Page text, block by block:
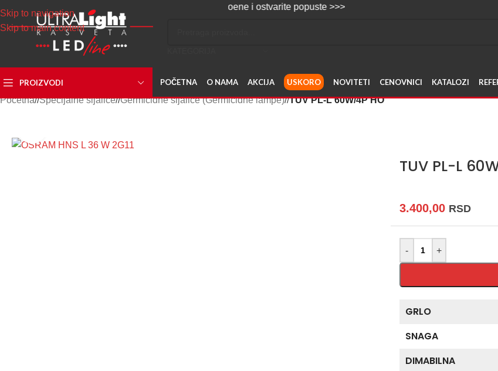
Skip to navigation
Skip to main content
Napravite svoj nalog, sakupljajte poene i ostvarite popuste >>>
PROIZVODI POČETNA O NAMA AKCIJA USKORO NOVITETI CENOVNICI KATALOZI
Početna/ Specijalne sijalice/ Germicidne sijalice (Germicidne lampe)/ TUV PL-L 60W/4P HO
TUV PL-L
3.400,00 RSD
- +
GRLO
SNAGA
DIMABILNA